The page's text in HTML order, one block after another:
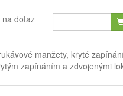
na dotaz
manžety, kryté
zapínáním a zdvojenými